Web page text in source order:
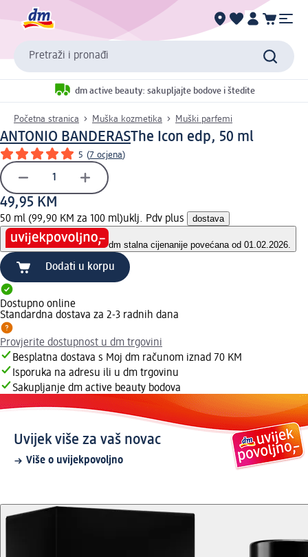
Pretraži i pronađi
dm active beauty: sakupljajte bodove i štedite
Početna stranica Muška kozmetika Muški parfemi
ANTONIO BANDERASThe Icon edp, 50 ml
5 (7 ocjena)
49,95 KM
50 ml (99,90 KM za 100 ml)uklj. Pdv plus dostava
dm stalna cijenanije povećana od 01.02.2026.
Dodati u korpu
Dostupno online
Standardna dostava za 2-3 radnih dana
Provjerite dostupnost u dm trgovini
Besplatna dostava s Moj dm računom iznad 70 KM
Isporuka na adresu ili u dm trgovinu
Sakupljanje dm active beauty bodova
Uvijek više za vaš novac
Više o uvijekpovoljno